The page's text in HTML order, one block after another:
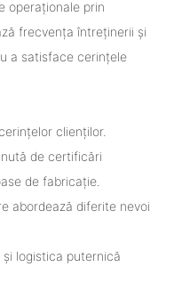
operaționale prin
frecvența întreținerii și
a satisface cerințele
clienților.
de certificări
de fabricație.
abordează diferite nevoi
logistica puternică